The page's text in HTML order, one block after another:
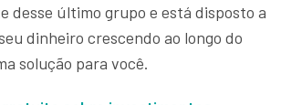
desse último grupo e está disposto a
dinheiro crescendo ao longo do
solução para você.